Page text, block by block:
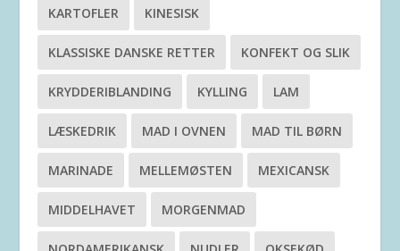
KARTOFLER KINESISK
KLASSISKE DANSKE RETTER KONFEKT OG SLIK
KRYDDERIBLANDING KYLLING LAM
LÆSKEDRIK MAD I OVNEN MAD TIL BØRN
MARINADE MELLEMØSTEN MEXICANSK
MIDDELHAVET MORGENMAD